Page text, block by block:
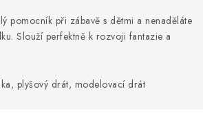
Obchodní podmínky
údajů
Jak získat lepší ceny?
pomocník při zábavě s dětmi a nenaděláte
Slouží perfektně k rozvoji fantazie a
plyšový drát, modelovací drát